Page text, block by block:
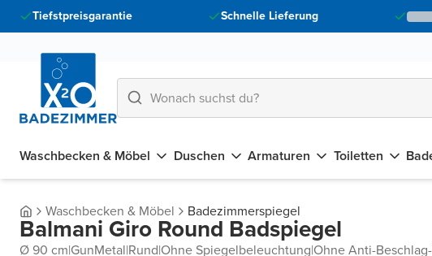
Tiefstpreisgarantie Schnelle Lieferung
Waschbecken & Möbel Duschen Armaturen Toiletten
Waschbecken & Möbel Badezimmerspiegel
Balmani Giro Round Badspiegel
Ø 90 cm|GunMetal|Rund|Ohne Spiegelbeleuchtung|Ohne Anti-